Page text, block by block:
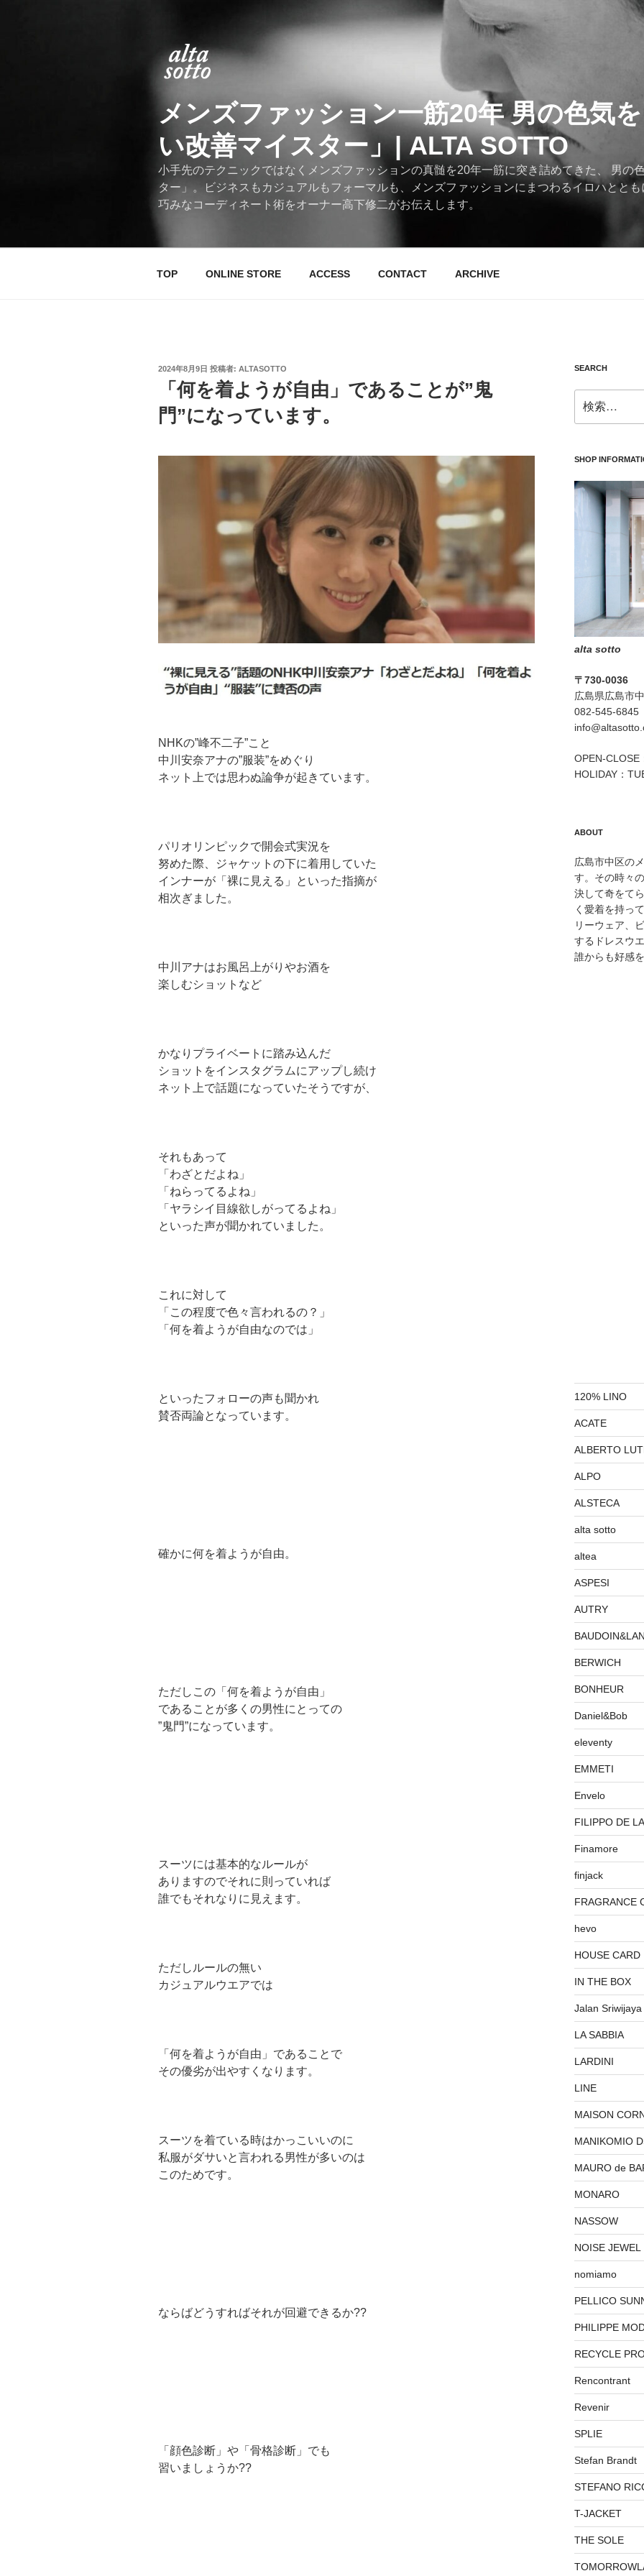
メンズファッション一筋20年 男の色気
い改善マイスター」| ALTA SOTTO
小手先のテクニックではなくメンズファッションの真髄を20年一筋に突き詰めてきた、 男の
ター」。ビジネスもカジュアルもフォーマルも、メンズファッションにまつわるイロハとと
巧みなコーディネート術をオーナー高下修二がお伝えします。
TOP ONLINE STORE ACCESS CONTACT ARCHIVE
投
2024年8月9日 投稿者: ALTASOTTO
「何を着ようが自由」であることが”鬼
門”になっています。
NHKの”峰不二子”こと
中川安奈アナの”服装”をめぐり
ネット上では思わぬ論争が起きています。
パリオリンピックで開会式実況を
努めた際、ジャケットの下に着用していた
インナーが「裸に見える」といった指摘が
相次ぎました。
中川アナはお風呂上がりやお酒を
楽しむショットなど
かなりプライベートに踏み込んだ
ショットをインスタグラムにアップし続け
ネット上で話題になっていたそうですが、
それもあって
「わざとだよね」
「ねらってるよね」
「ヤラシイ目線欲しがってるよね」
といった声が聞かれていました。
これに対して
「この程度で色々言われるの？」
「何を着ようが自由なのでは」
といったフォローの声も聞かれ
賛否両論となっています。
確かに何を着ようが自由。
ただしこの「何を着ようが自由」
であることが多くの男性にとっての
”鬼門”になっています。
スーツには基本的なルールが
ありますのでそれに則っていれば
誰でもそれなりに見えます。
ただしルールの無い
カジュアルウエアでは
「何を着ようが自由」であることで
その優劣が出やすくなります。
スーツを着ている時はかっこいいのに
私服がダサいと言われる男性が多いのは
このためです。
ならばどうすればそれが回避できるか??
「顔色診断」や「骨格診断」でも
習いましょうか??
SEARCH
索:
SHOP
alta sotto
〒730-0036
広島県広島市
082-545-6845
OPEN-CLOSE
HOLIDAY：
ABOUT
広島市中区の
す。その時々
決して奇をて
く愛着を持っ
リーウェア、
するドレスウ
誰からも好感
120% LINO
ACATE
ALBERTO
ALPO
ALSTECA
alta sotto
altea
ASPESI
AUTRY
BERWICH
BONHEUR
Daniel&Bob
eleventy
EMMETI
Envelo
FILIPPO DE
Finamore
finjack
FRAGRANCE
hevo
HOUSE CARD
IN THE BOX
Jalan Sriwijaya
LA SABBIA
LARDINI
LINE
MAISON
MANIKOMIO
MAURO de
MONARO
NASSOW
NOISE JEWEL
nomiamo
PELLICO
PHILIPPE
RECYCLE
Rencontrant
Revenir
SPLIE
Stefan Brandt
STEFANO
T-JACKET
THE SOLE